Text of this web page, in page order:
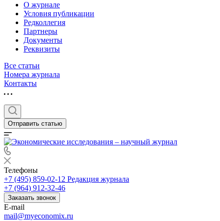
О журнале
Условия публикации
Редколлегия
Партнеры
Документы
Реквизиты
Все статьи
Номера журнала
Контакты
Отправить статью
Телефоны
+7 (495) 859-02-12 Редакция журнала
+7 (964) 912-32-46
Заказать звонок
E-mail
mail@myeconomix.ru